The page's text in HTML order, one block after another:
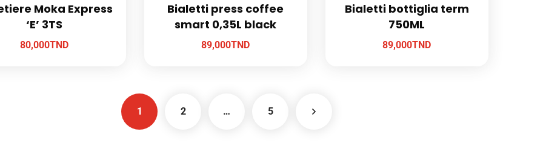
Moka Express
‘E’ 3TS
80,000TND
Bialetti press coffee
smart 0,35L black
89,000TND
Bialetti bottiglia term
750ML
89,000TND
1 2 … 5